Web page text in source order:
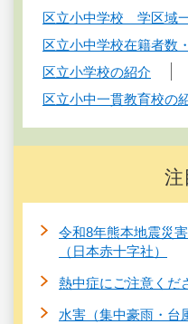
区立小中学校 学区域
区立小中学校在籍者数
区立小学校の紹介
区立小中一貫教育校の
注
令和8年熊本地震災
（日本赤十字社）
熱中症にご注意くだ
水害（集中豪雨・台